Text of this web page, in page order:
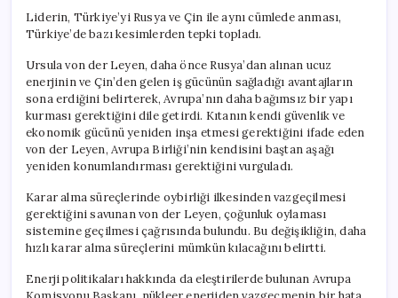
Liderin, Türkiye’yi Rusya ve Çin ile aynı cümlede anması,
Türkiye’de bazı kesimlerden tepki topladı.
Ursula von der Leyen, daha önce Rusya’dan alınan ucuz
enerjinin ve Çin’den gelen iş gücünün sağladığı avantajların
sona erdiğini belirterek, Avrupa’nın daha bağımsız bir yapı
kurması gerektiğini dile getirdi. Kıtanın kendi güvenlik ve
ekonomik gücünü yeniden inşa etmesi gerektiğini ifade eden
von der Leyen, Avrupa Birliği’nin kendisini baştan aşağı
yeniden konumlandırması gerektiğini vurguladı.
Karar alma süreçlerinde oybirliği ilkesinden vazgeçilmesi
gerektiğini savunan von der Leyen, çoğunluk oylaması
sistemine geçilmesi çağrısında bulundu. Bu değişikliğin, daha
hızlı karar alma süreçlerini mümkün kılacağını belirtti.
Enerji politikaları hakkında da eleştirilerde bulunan Avrupa